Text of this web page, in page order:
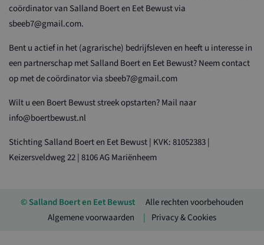
coördinator van Salland Boert en Eet Bewust via
sbeeb7@gmail.com.
Bent u actief in het (agrarische) bedrijfsleven en heeft u interesse in
een partnerschap met Salland Boert en Eet Bewust? Neem contact
op met de coördinator via sbeeb7@gmail.com
Wilt u een Boert Bewust streek opstarten? Mail naar
info@boertbewust.nl
Stichting Salland Boert en Eet Bewust | KVK: 81052383 |
Keizersveldweg 22 | 8106 AG Mariënheem
© Salland Boert en Eet Bewust
Alle rechten voorbehouden
Algemene voorwaarden
Privacy & Cookies